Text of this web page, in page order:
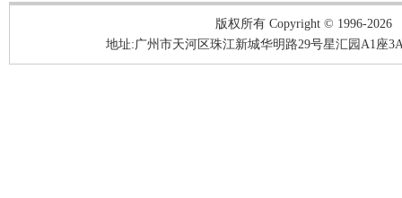
版权所有 Copyright © 1996-2026
地址:广州市天河区珠江新城华明路29号星汇园A1座